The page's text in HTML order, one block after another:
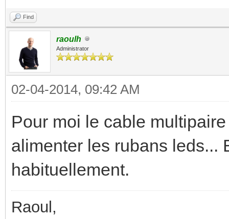
Find
raoulh
Administrator
02-04-2014, 09:42 AM
Pour moi le cable
alimenter les rubans leds...
habituellement.
Raoul,